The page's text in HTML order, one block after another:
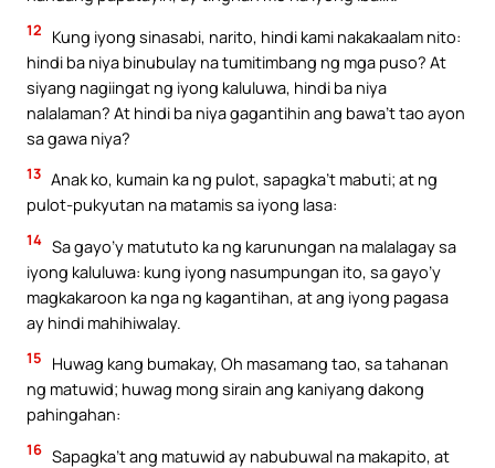
12
Kung iyong sinasabi, narito, hindi kami nakakaalam nito:
hindi ba niya binubulay na tumitimbang ng mga puso? At
siyang nagiingat ng iyong kaluluwa, hindi ba niya
nalalaman? At hindi ba niya gagantihin ang bawa’t tao ayon
sa gawa niya?
13 Anak ko, kumain ka ng pulot, sapagka’t mabuti; at ng
pulot-pukyutan na matamis sa iyong lasa:
14 Sa gayo’y matututo ka ng karunungan na malalagay sa
iyong kaluluwa: kung iyong nasumpungan ito, sa gayo’y
magkakaroon ka nga ng kagantihan, at ang iyong pagasa
ay hindi mahihiwalay.
15
Huwag kang bumakay, Oh masamang tao, sa tahanan
ng matuwid; huwag mong sirain ang kaniyang dakong
pahingahan:
16 Sapagka’t ang matuwid ay nabubuwal na makapito, at